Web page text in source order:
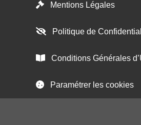
Mentions Légales
Politique de
Conditions Générales
Paramétrer les cookies